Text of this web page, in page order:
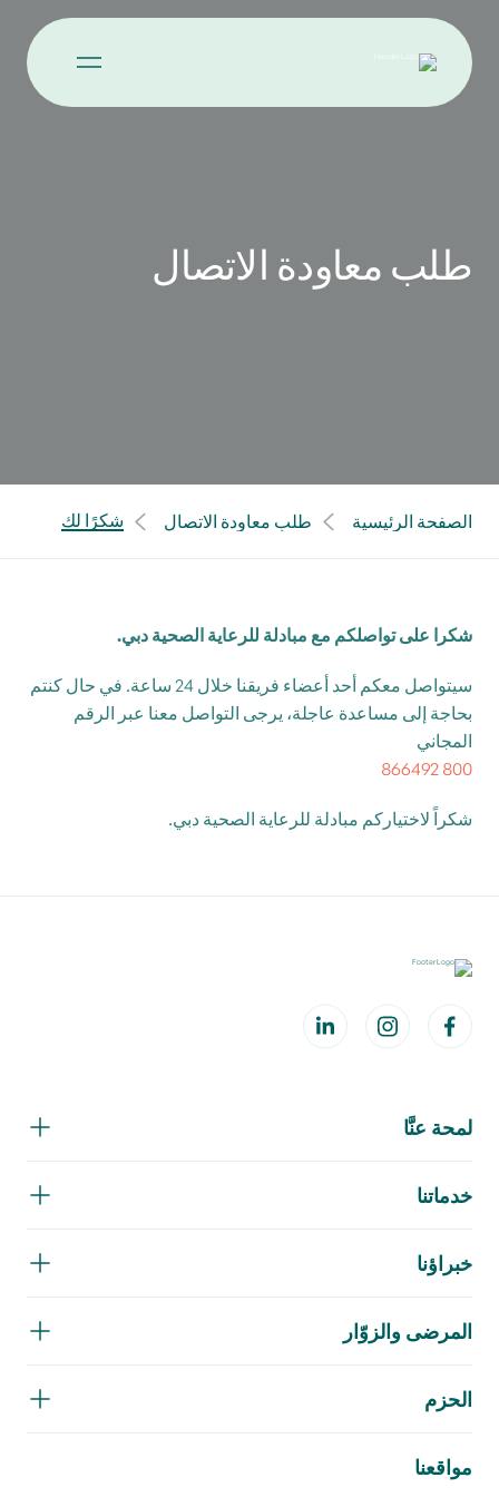
طلب معاودة الاتصال
الصفحة الرئيسية طلب معاودة الاتصال شكرًا لك
شكرا على تواصلكم مع مبادلة للرعاية الصحية دبي.
سيتواصل معكم أحد أعضاء فريقنا خلال 24 ساعة. في حال كنتم
بحاجة إلى مساعدة عاجلة، يرجى التواصل معنا عبر الرقم
المجاني
800 866492
شكراً لاختياركم مبادلة للرعاية الصحية دبي.
لمحة عنَّا
خدماتنا
خبراؤنا
المرضى والزوّار
الحزم
مواقعنا